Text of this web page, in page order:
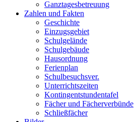
Ganztagesbetreuung
Zahlen und Fakten
Geschichte
Einzugsgebiet
Schulgelände
Schulgebäude
Hausordnung
Ferienplan
Schulbesuchsver.
Unterrichtszeiten
Kontingentstundentafel
Fächer und Fächerverbünde
Schließfächer